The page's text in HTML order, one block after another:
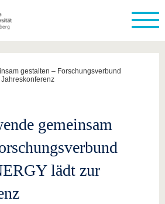
gestalten – Forschungsverbund
gemeinsam
lädt zur